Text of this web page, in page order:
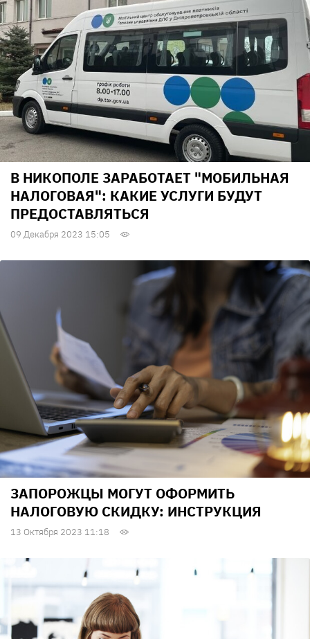
В НИКОПОЛЕ ЗАРАБОТАЕТ "МОБИЛЬНАЯ
НАЛОГОВАЯ": КАКИЕ УСЛУГИ БУДУТ
ПРЕДОСТАВЛЯТЬСЯ
09 Декабря 2023 15:05
ЗАПОРОЖЦЫ МОГУТ ОФОРМИТЬ
НАЛОГОВУЮ СКИДКУ: ИНСТРУКЦИЯ
13 Октября 2023 11:18